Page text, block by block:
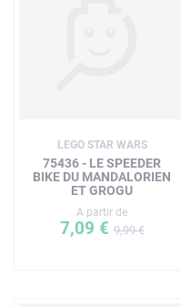
LEGO STAR WARS
75436 - LE SPEEDER
BIKE DU MANDALORIEN
ET GROGU
A partir de
7,09 €9,99 €